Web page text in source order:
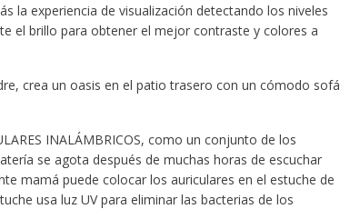
la experiencia de visualización detectando los niveles
el brillo para obtener el mejor contraste y colores a
crea un oasis en el patio trasero con un cómodo sofá
INALÁMBRICOS, como un conjunto de los
se agota después de muchas horas de escuchar
mamá puede colocar los auriculares en el estuche de
usa luz UV para eliminar las bacterias de los